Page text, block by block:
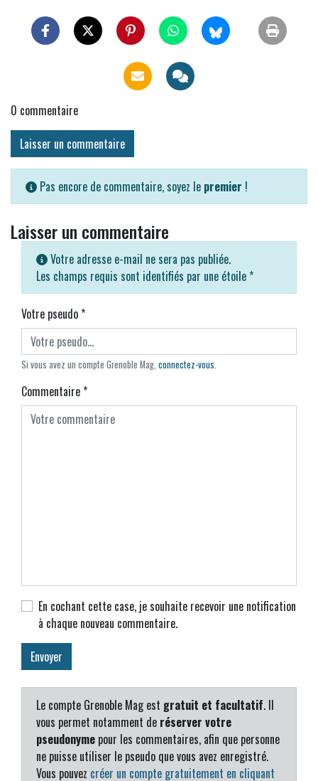
0 commentaire
Laisser un commentaire
Pas encore de commentaire, soyez le premier !
Laisser un commentaire
Votre adresse e-mail ne sera pas publiée.
Les champs requis sont identifiés par une étoile *
Votre pseudo*
Si vous avez un compte Grenoble Mag, connectez-vous.
Commentaire*
En cochant cette case, je souhaite recevoir une notification
à chaque nouveau commentaire.
Le compte Grenoble Mag est gratuit et facultatif. Il
vous permet notamment de réserver votre
pseudonyme pour les commentaires, afin que personne
ne puisse utiliser le pseudo que vous avez enregistré.
Vous pouvez créer un compte gratuitement en cliquant